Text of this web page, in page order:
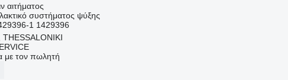
αιτήματος
συστήματος ψύξης
1 1429396
THESSALONIKI
με τον πωλητή